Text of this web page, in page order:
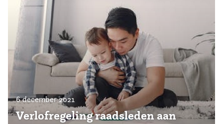
6 december 2021
Verlofregeling raadsleden aan